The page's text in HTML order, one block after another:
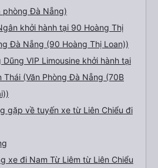
phòng Đà Nẵng)
khởi hành tại 90 Hoàng Thị
Đà Nẵng (90 Hoàng Thị Loan))
Dũng VIP Limousine khởi hành tại
Thái (Văn Phòng Đà Nẵng (70B
gặp về tuyến xe từ Liên Chiểu đi
xe đi Nam Từ Liêm từ Liên Chiểu